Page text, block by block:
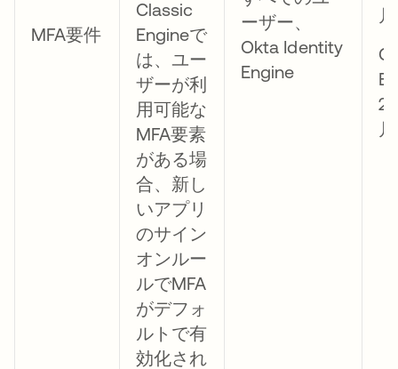
MFA要件
Classic
Engineで
は、ユー
ザーが利
用可能な
MFA要素
がある場
合、新し
いアプリ
のサイン
オンルー
ルでMFA
がデフォ
ルトで有
効化され
ーザー、
Okta Identity
Engine
月
月